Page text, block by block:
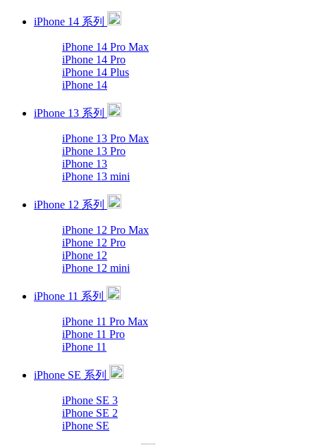
iPhone 14 系列
iPhone 14 Pro Max
iPhone 14 Pro
iPhone 14 Plus
iPhone 14
iPhone 13 系列
iPhone 13 Pro Max
iPhone 13 Pro
iPhone 13
iPhone 13 mini
iPhone 12 系列
iPhone 12 Pro Max
iPhone 12 Pro
iPhone 12
iPhone 12 mini
iPhone 11 系列
iPhone 11 Pro Max
iPhone 11 Pro
iPhone 11
iPhone SE 系列
iPhone SE 3
iPhone SE 2
iPhone SE